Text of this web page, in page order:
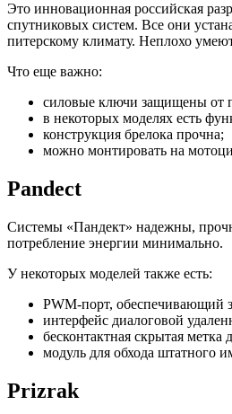
Это инновационная российская
спутниковых систем. Все они
питерскому климату. Неплохо
Что еще важно:
силовые ключи защищены от
в некоторых моделях есть
конструкция брелока прочна;
можно монтировать на
Pandect
Системы «Пандект» надежны,
потребление энергии минимально.
У некоторых моделей также есть:
PWM-порт, обеспечивающий
интерфейс диалоговой
бесконтактная скрытая метка
модуль для обхода штатного
Prizrak